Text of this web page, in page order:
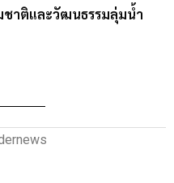
ชาติและวัฒนธรรมลุ่มน้ำ